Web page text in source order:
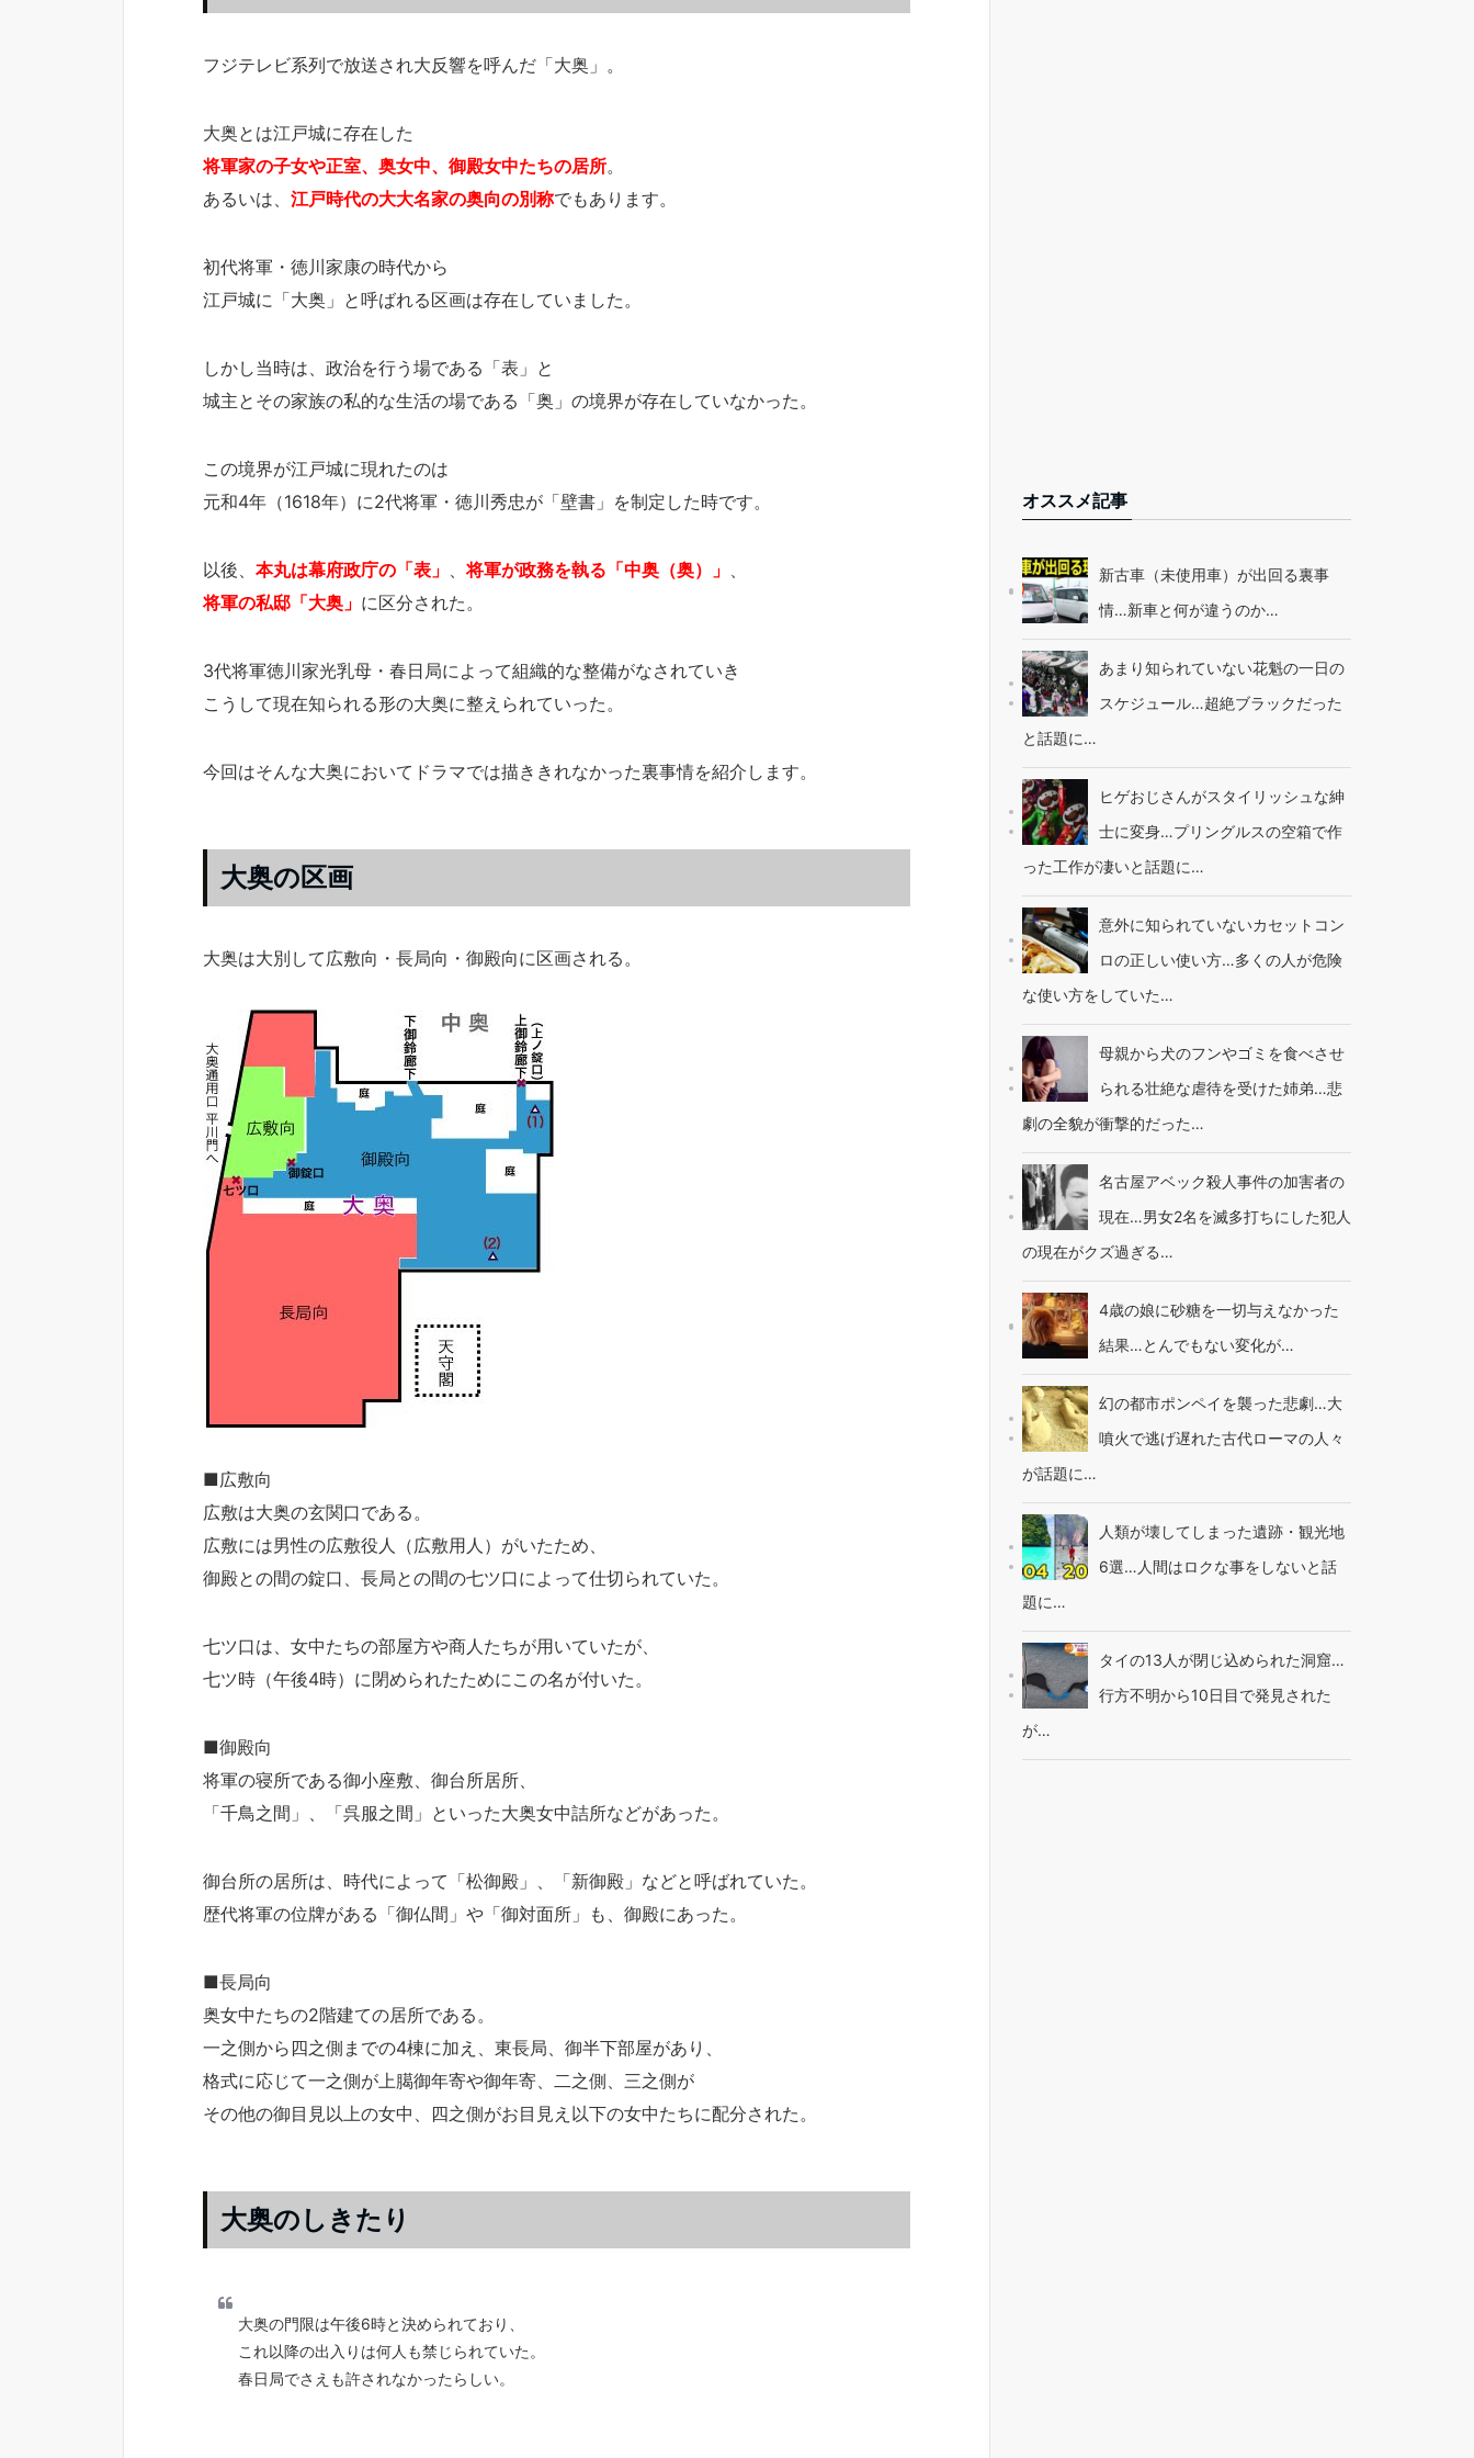
フジテレビ系列で放送され大反響を呼んだ「大奥」。
大奥とは江戸城に存在した
将軍家の子女や正室、奥女中、御殿女中たちの居所。
あるいは、 江戸時代の大大名家の奥向の別称でもあります。
初代将軍・徳川家康の時代から
江戸城に「大奥」と呼ばれる区画は存在していました。
しかし当時は、政治を行う場である「表」と
城主とその家族の私的な生活の場である「奥」の境界が存在していなかった。
この境界が江戸城に現れたのは
元和4年（1618年）に2代将軍・徳川秀忠が「壁書」を制定した時です。
以後、 本丸は幕府政庁の「表」 、将軍が政務を執る「中奥（奥）」
将軍の私邸「大奥」 に区分された。
3代将軍徳川家光乳母・春日局によって組織的な整備がなされていき
こうして現在知られる形の大奥に整えられていった。
今回はそんな大奥においてドラマでは描ききれなかった裏事情を紹介します。
大奥の区画
大奥は大別して広敷向・長局向・御殿向に区画される。
■広敷向
広敷は大奥の玄関口である。
広敷には男性の広敷役人（広敷用人）がいたため、
御殿との間の錠口、長局との間の七ツ口によって仕切られていた。
七ツ口は、女中たちの部屋方や商人たちが用いていたが、
七ツ時（午後4時）に閉められたためにこの名が付いた。
■御殿向
将軍の寝所である御小座敷、御台所居所、
「千鳥之間」、「呉服之間」といった大奥女中詰所などがあった。
御台所の居所は、時代によって「松御殿」、「新御殿」などと呼ばれていた。
歴代将軍の位牌がある「御仏間」や「御対面所」も、御殿にあった。
■長局向
奥女中たちの2階建ての居所である。
一之側から四之側までの4棟に加え、東長局、御半下部屋があり、
格式に応じて一之側が上臈御年寄や御年寄、二之側、三之側が
その他の御目見以上の女中、四之側がお目見え以下の女中たちに配分された。
大奥のしきたり
大奥の門限は午後6時と決められており、
これ以降の出入りは何人も禁じられていた。
春日局でさえも許されなかったらしい。
オススメ記事
新古車（未使用車）が出回る裏事
情…新車と何が違うのか…
あまり知られていない花魁の一日の
スケジュール…超絶ブラックだった
と話題に…
ヒゲおじさんがスタイリッシュな紳
士に変身…プリングルスの空箱で作
った工作が凄いと話題に…
意外に知られていないカセットコン
ロの正しい使い方…多くの人が危険
な使い方をしていた…
母親から犬のフンやゴミを食べさせ
られる壮絶な虐待を受けた姉弟…悲
劇の全貌が衝撃的だった…
名古屋アベック殺人事件の加害者の
現在…男女2名を滅多打ちにした犯人
の現在がクズ過ぎる…
4歳の娘に砂糖を一切与えなかった
結果…とんでもない変化が…
幻の都市ポンペイを襲った悲劇…大
噴火で逃げ遅れた古代ローマの人々
が話題に…
人類が壊してしまった遺跡・観光地
6選…人間はロクな事をしないと話
題に…
タイの13人が閉じ込められた洞窟…
行方不明から10日目で発見された
が…